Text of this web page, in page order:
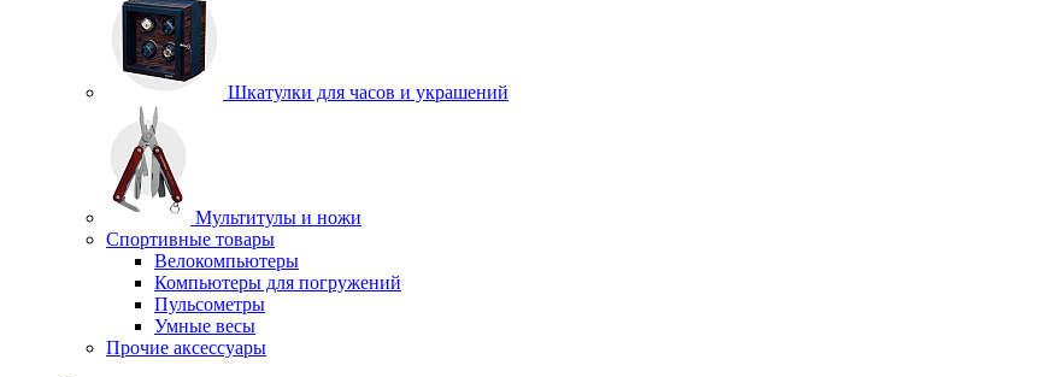
Шкатулки для часов и украшений
Мультитулы и ножи
Спортивные товары
Велокомпьютеры
Компьютеры для погружений
Пульсометры
Умные весы
Прочие аксессуары